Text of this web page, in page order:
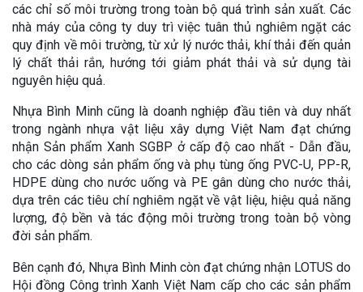
các chỉ số môi trường trong toàn bộ quá trình sản xuất. Các
nhà máy của công ty duy trì việc tuân thủ nghiêm ngặt các
quy định về môi trường, từ xử lý nước thải, khí thải đến quản
lý chất thải rắn, hướng tới giảm phát thải và sử dụng tài
nguyên hiệu quả.
Nhựa Bình Minh cũng là doanh nghiệp đầu tiên và duy nhất
trong ngành nhựa vật liệu xây dựng Việt Nam đạt chứng
nhận Sản phẩm Xanh SGBP ở cấp độ cao nhất - Dẫn đầu,
cho các dòng sản phẩm ống và phụ tùng ống PVC-U, PP-R,
HDPE dùng cho nước uống và PE gân dùng cho nước thải,
dựa trên các tiêu chí nghiêm ngặt về vật liệu, hiệu quả năng
lượng, độ bền và tác động môi trường trong toàn bộ vòng
đời sản phẩm.
Bên cạnh đó, Nhựa Bình Minh còn đạt chứng nhận LOTUS do
Hội đồng Công trình Xanh Việt Nam cấp cho các sản phẩm